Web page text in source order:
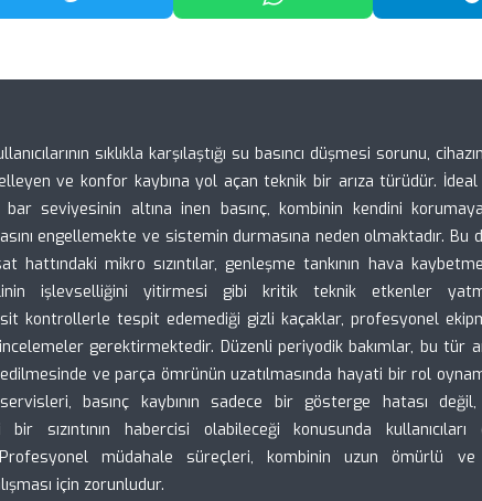
Twitter'da Paylaş WhatsApp'ta Paylaş
sıklıkla karşılaştığı su basıncı düşmesi sorunu,
ve konfor kaybına yol açan teknik bir arıza türüdür. İdeal
bar seviyesinin altına inen basınç, kombinin kendini
engellemekte ve sistemin durmasına neden olmaktadır. Bu
hattındaki mikro sızıntılar, genleşme tankının hava
işlevselliğini yitirmesi gibi kritik teknik etkenler
kontrollerle tespit edemediği gizli kaçaklar, profesyonel
gerektirmektedir. Düzenli periyodik bakımlar, bu tür
ve parça ömrünün uzatılmasında hayati bir rol
basınç kaybının sadece bir gösterge hatası
sızıntının habercisi olabileceği konusunda kullanıcıları
Profesyonel müdahale süreçleri, kombinin uzun ömürlü ve
için zorunludur.